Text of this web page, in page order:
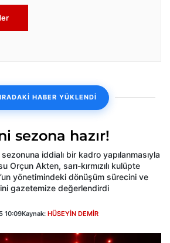
HABER YÜKLENDİ
sezona hazır!
iddialı bir kadro yapılanmasıyla
Orçun Akten, sarı-kırmızılı kulüpte
yönetimindeki dönüşüm sürecini ve
gazetemize değerlendirdi
10:09Kaynak: HÜSEYİN DEMİR